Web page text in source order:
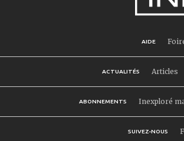
AIDE
ACTUALITÉS Articles
ABONNEMENTS Inexploré
SUIVEZ-NOUS